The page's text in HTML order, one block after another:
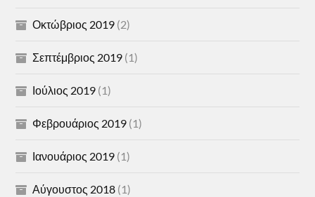
Οκτώβριος 2019 (2)
Σεπτέμβριος 2019 (1)
Ιούλιος 2019 (1)
Φεβρουάριος 2019 (1)
Ιανουάριος 2019 (1)
Αύγουστος 2018 (1)